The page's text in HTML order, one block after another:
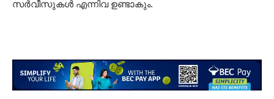
സർവീസുകൾ എന്നിവ ഉണ്ടാകും.